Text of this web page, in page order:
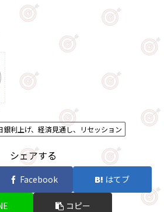
銀利上げ、経済見通し、リセッション
シェアする
Facebook はてブ
コピー